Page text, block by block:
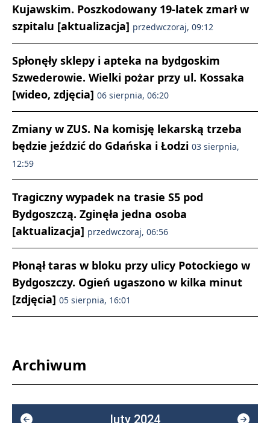
Kujawskim. Poszkodowany 19-latek zmarł w
szpitalu [aktualizacja] przedwczoraj, 09:12
Spłonęły sklepy i apteka na bydgoskim
Szwederowie. Wielki pożar przy ul. Kossaka
[wideo, zdjęcia] 06 sierpnia, 06:20
Zmiany w ZUS. Na komisję lekarską trzeba
będzie jeździć do Gdańska i Łodzi 03 sierpnia,
12:59
Tragiczny wypadek na trasie S5 pod
Bydgoszczą. Zginęła jedna osoba
[aktualizacja] przedwczoraj, 06:56
Płonął taras w bloku przy ulicy Potockiego w
Bydgoszczy. Ogień ugaszono w kilka minut
[zdjęcia] 05 sierpnia, 16:01
Archiwum
luty 2024